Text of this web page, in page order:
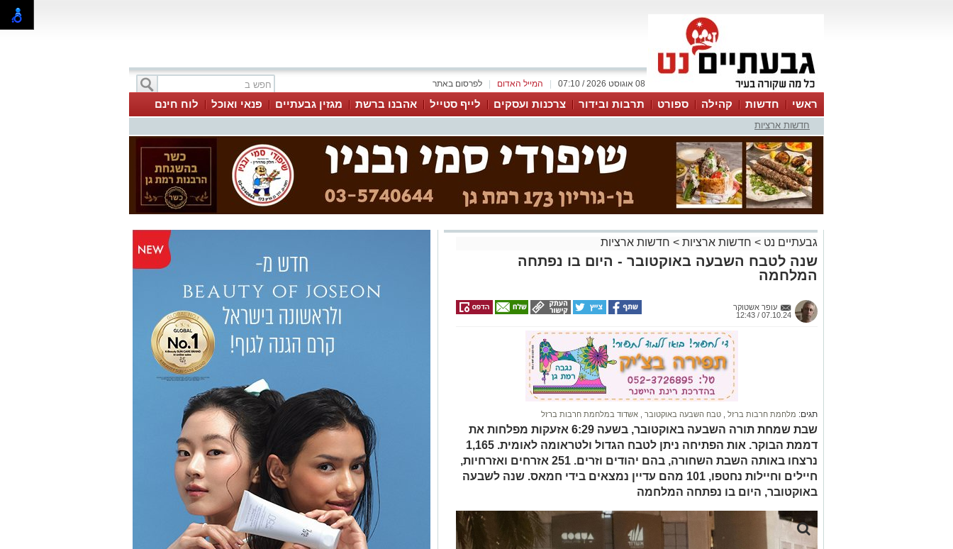
לפרסום באתר המייל האדום 08 אוגוסט 2026 / 07:10
ראשי חדשות קהילה ספורט תרבות ובידור צרכנות ועסקים לייף סטייל אהבנו ברשת מגזין גבעתיים פנאי ואוכל לוח חינם
חדשות ארציות
גבעתיים נט > חדשות ארציות > חדשות ארציות
שנה לטבח השבעה באוקטובר - היום בו נפתחה
המלחמה
עופר אשטוקר
07.10.24 / 12:43
תגים: מלחמת חרבות ברזל טבח השבעה באוקטובר אשדוד במלחמת חרבות ברזל
שבת שמחת תורה השבעה באוקטובר, בשעה 6:29 אזעקות מפלחות את
דממת הבוקר. אות הפתיחה ניתן לטבח הגדול ולטראומה לאומית. 1,165
נרצחו באותה השבת השחורה, בהם יהודים וזרים. 251 אזרחים ואזרחיות,
חיילים וחיילות נחטפו, 101 מהם עדיין נמצאים בידי חמאס. שנה לשבעה
באוקטובר, היום בו נפתחה המלחמה